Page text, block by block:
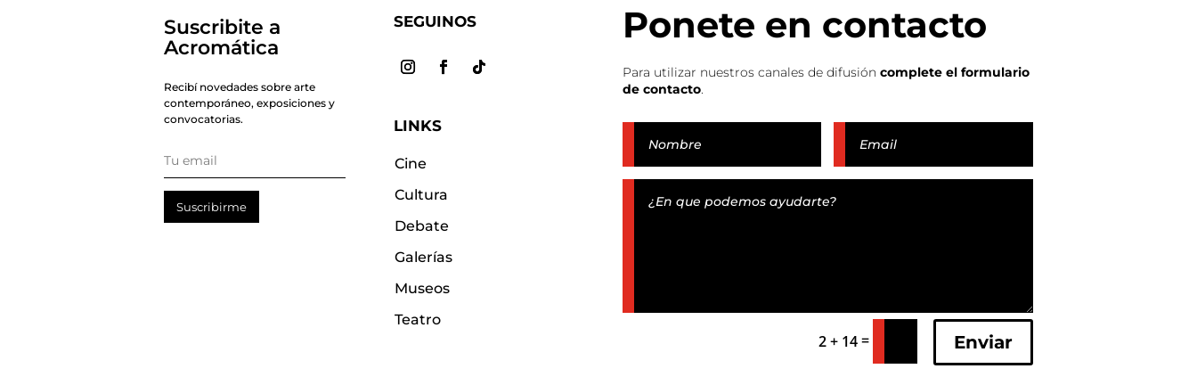
Suscribite a
Acromática
Recibí novedades sobre arte
contemporáneo, exposiciones y
convocatorias.
Suscribirme
SEGUINOS
LINKS
Cine
Cultura
Debate
Galerías
Museos
Teatro
Ponete en contacto
Para utilizar nuestros canales de difusión complete el formulario
de contacto.
2 + 14= Enviar